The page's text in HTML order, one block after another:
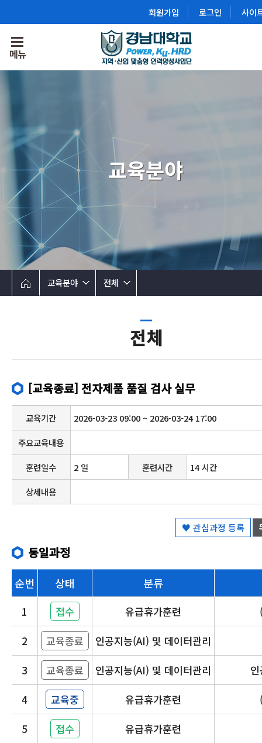
회원가입 로그인 사이
교육분야 전체
전체
[교육종료] 전자제품 품질 검사 실무
교육기간
2026-03-23 09:00 ~ 2026-03-24 17:00
주요교육내용
훈련일수
2 일 훈련시간
14 시간
상세내용
♥ 관심과정 등록
동일과정
순번 상태 분류
1 접수 유급휴가훈련
2
교육종료
인공지능(AI) 및 데이터관리
3
교육종료 인공지능(AI) 및 데이터관리
4
교육중 유급휴가훈련
5
접수
유급휴가훈련